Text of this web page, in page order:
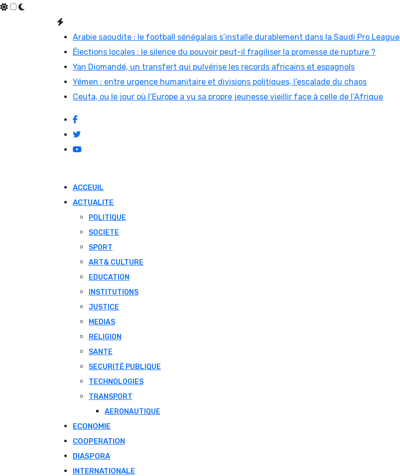
Arabie saoudite : le football sénégalais s’installe durablement dans la Saudi Pro League
Élections locales : le silence du pouvoir peut-il fragiliser la promesse de rupture ?
Yan Diomandé, un transfert qui pulvérise les records africains et espagnols
Yémen : entre urgence humanitaire et divisions politiques, l’escalade du chaos
Ceuta, ou le jour où l’Europe a vu sa propre jeunesse vieillir face à celle de l’Afrique
ACCEUIL
ACTUALITE
POLITIQUE
SOCIETE
SPORT
ART& CULTURE
EDUCATION
INSTITUTIONS
JUSTICE
MEDIAS
RELIGION
SANTE
SECURITÉ PUBLIQUE
TECHNOLOGIES
TRANSPORT
AERONAUTIQUE
ECONOMIE
COOPERATION
DIASPORA
INTERNATIONALE